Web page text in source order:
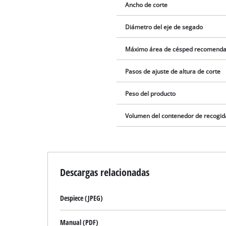
Ancho de corte
Diámetro del eje de segado
Máximo área de césped
Pasos de ajuste de altura de corte
Peso del producto
Volumen del contenedor de
Descargas relacionadas
Despiece (JPEG)
Manual (PDF)